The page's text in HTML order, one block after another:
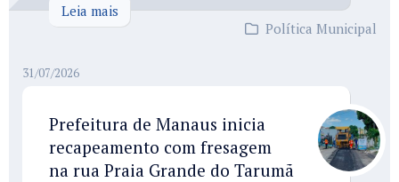
Leia mais
Política Municipal
31/07/2026
Prefeitura de Manaus inicia
recapeamento com fresagem
na rua Praia Grande do Tarumã